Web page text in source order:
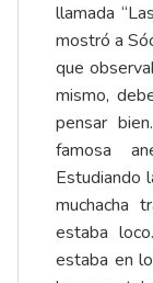
llamada
mostró a
que
mismo,
pensar
famosa
Estudiando
muchacha
estaba
estaba en